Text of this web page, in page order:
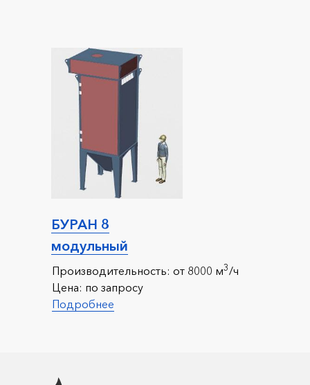
БУРАН 8
модульный
Производительность: от 8000 м3/ч
Цена: по запросу
Подробнее